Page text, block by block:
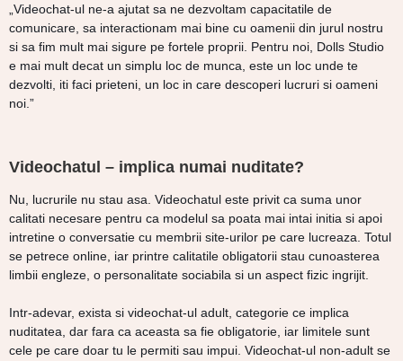
„Videochat-ul ne-a ajutat sa ne dezvoltam capacitatile de
comunicare, sa interactionam mai bine cu oamenii din jurul nostru
si sa fim mult mai sigure pe fortele proprii. Pentru noi, Dolls Studio
e mai mult decat un simplu loc de munca, este un loc unde te
dezvolti, iti faci prieteni, un loc in care descoperi lucruri si oameni
noi.”
Videochatul – implica numai nuditate?
Nu, lucrurile nu stau asa. Videochatul este privit ca suma unor
calitati necesare pentru ca modelul sa poata mai intai initia si apoi
intretine o conversatie cu membrii site-urilor pe care lucreaza. Totul
se petrece online, iar printre calitatile obligatorii stau cunoasterea
limbii engleze, o personalitate sociabila si un aspect fizic ingrijit.
Intr-adevar, exista si videochat-ul adult, categorie ce implica
nuditatea, dar fara ca aceasta sa fie obligatorie, iar limitele sunt
cele pe care doar tu le permiti sau impui. Videochat-ul non-adult se